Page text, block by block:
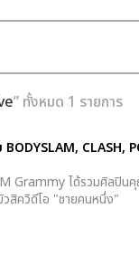
” ทั้งหมด 1 รายการ
CLASH,
Grammy ได้รวมศิลปิ
สิควิดีโอ "ชายคนหนึ่ง"